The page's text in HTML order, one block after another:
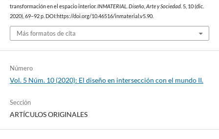
transformación en el espacio interior. INMATERIAL. Diseño, Arte y Sociedad. 5, 10 (dic.
2020), 69–92 p. DOI:https://doi.org/10.46516/inmaterial.v5.90.
Más formatos de cita
Número
Vol. 5 Núm. 10 (2020): El diseño en intersección con el mundo II.
Sección
ARTÍCULOS ORIGINALES